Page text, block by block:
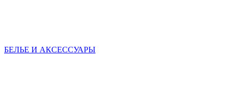
БЕЛЬЕ И АКСЕССУАРЫ